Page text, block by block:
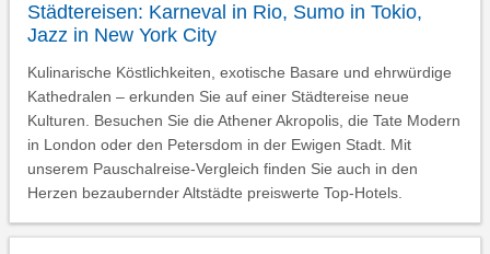
Städtereisen: Karneval in Rio, Sumo in Tokio,
Jazz in New York City
Kulinarische Köstlichkeiten, exotische Basare und ehrwürdige
Kathedralen – erkunden Sie auf einer Städtereise neue
Kulturen. Besuchen Sie die Athener Akropolis, die Tate Modern
in London oder den Petersdom in der Ewigen Stadt. Mit
unserem Pauschalreise-Vergleich finden Sie auch in den
Herzen bezaubernder Altstädte preiswerte Top-Hotels.